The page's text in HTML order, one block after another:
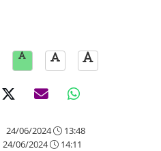
24/06/2024 13:48
24/06/2024 14:11